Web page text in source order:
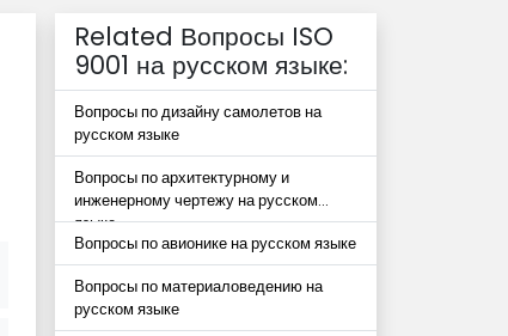
Related Вопросы ISO
9001 на русском языке:
Вопросы по дизайну самолетов на
русском языке
Вопросы по архитектурному и
инженерному чертежу на русском
языке
Вопросы по авионике на русском языке
Вопросы по материаловедению на
русском языке